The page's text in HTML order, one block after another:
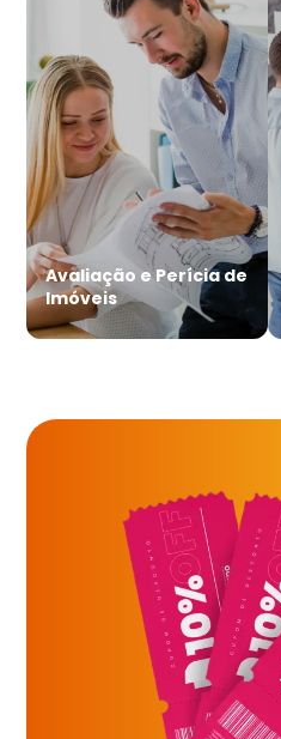
Avaliação e Perícia de
Imóveis